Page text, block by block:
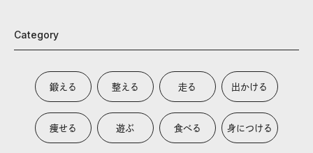
Category
鍛える 整える 走る 出かける
痩せる 遊ぶ 食べる 身につける